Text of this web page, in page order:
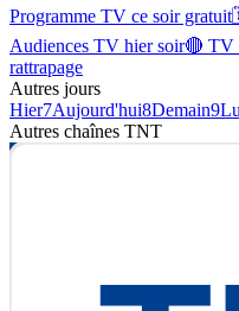
Programme TV ce soir gratuit
Audiences TV hier soir🔴 TV
rattrapage
Autres jours
Hier7Aujourd'hui8Demain9
Autres chaînes TNT